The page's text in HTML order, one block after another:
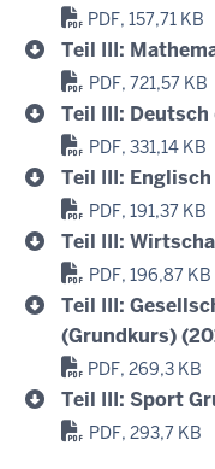
PDF, 157,71 KB
Teil III:
PDF, 721,57 KB
Teil III:
PDF, 331,14 KB
Teil III:
PDF, 191,37 KB
Teil III:
PDF, 196,87 KB
Teil III:
(Grundkurs)
PDF, 269,3 KB
Teil III: Sport
PDF, 293,7 KB